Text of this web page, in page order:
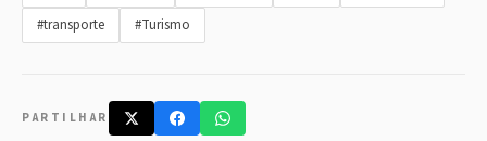
#transporte
#Turismo
PARTILHAR